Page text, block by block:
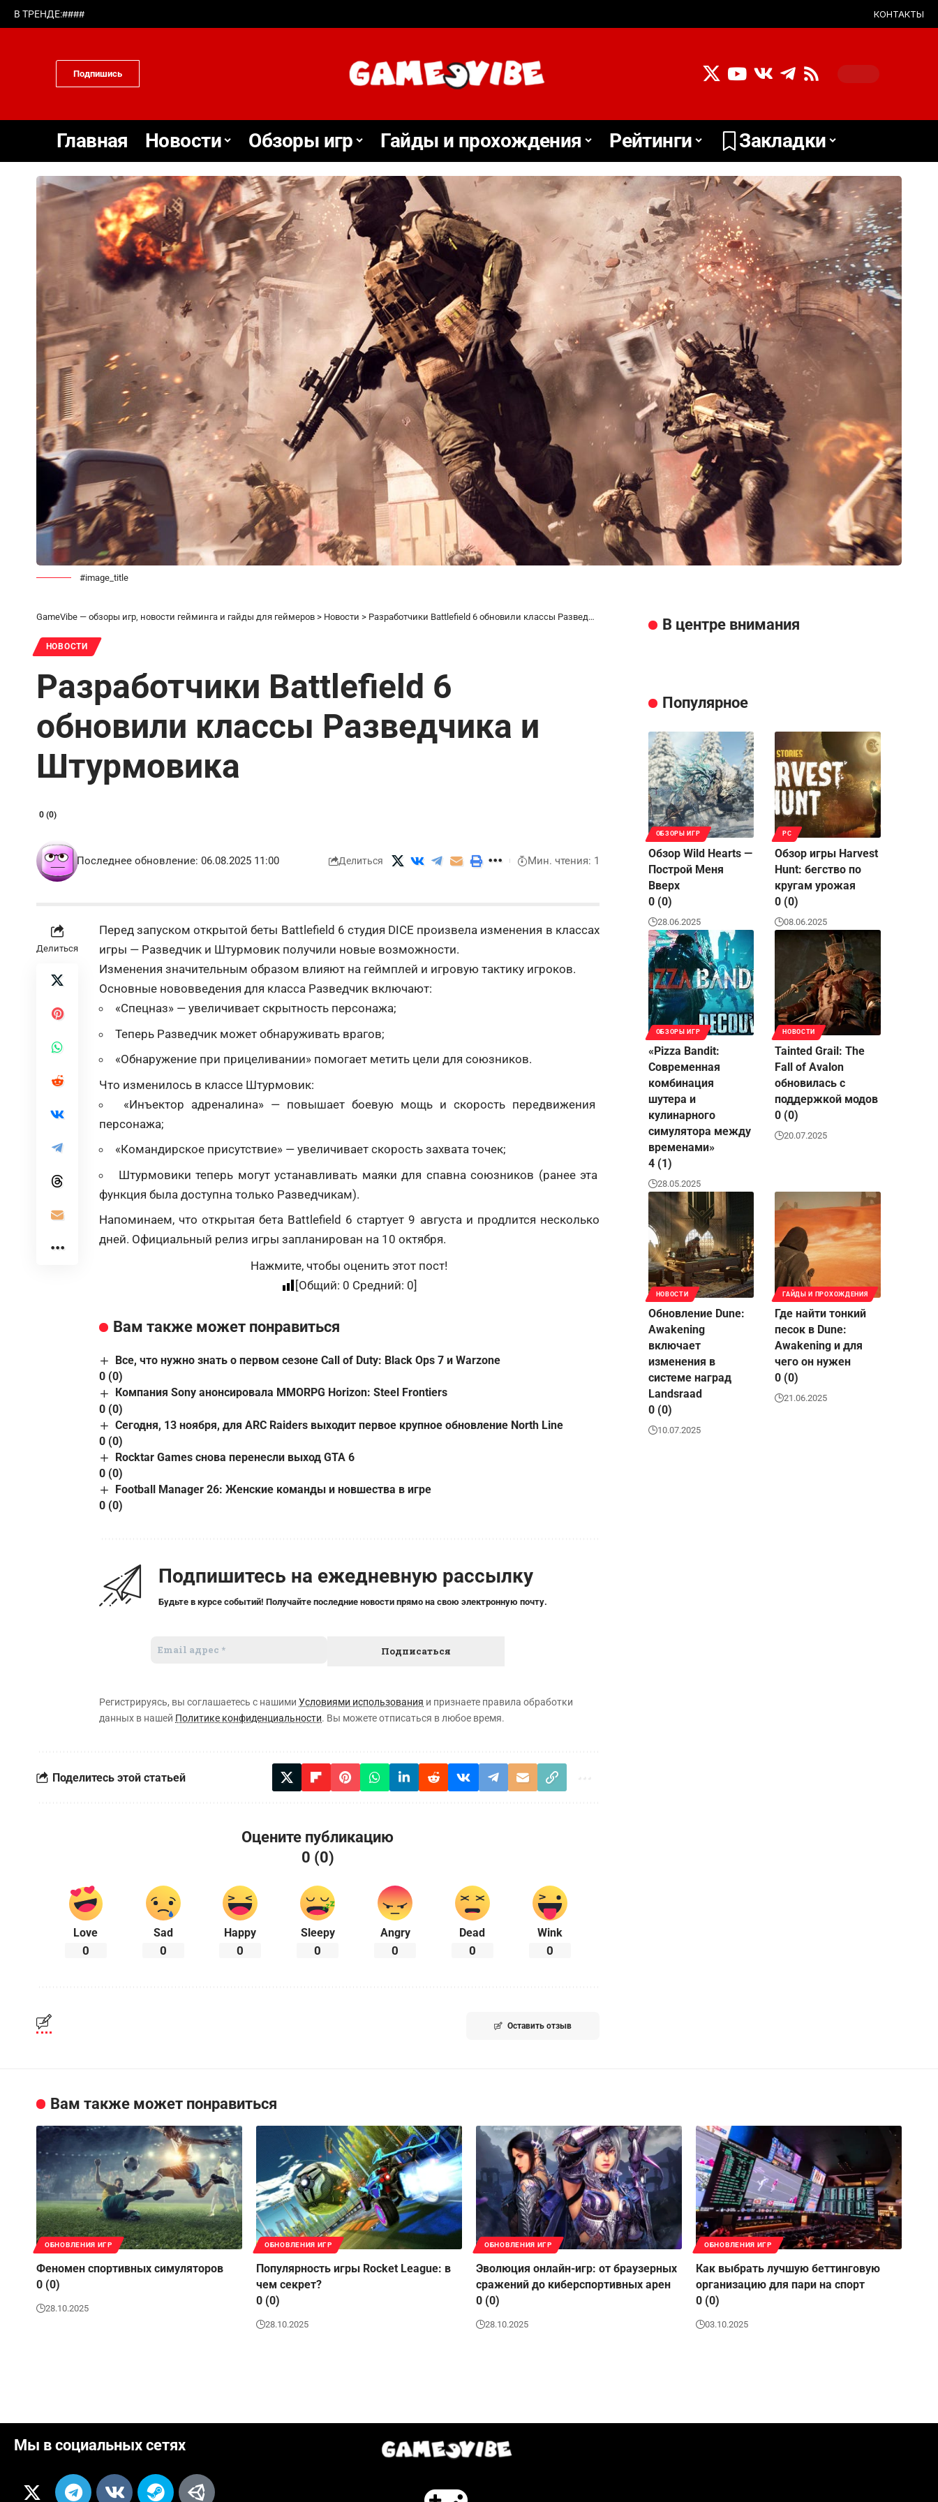
В ТРЕНДЕ:#### КОНТАКТЫ
Подпишись
Главная Новости Обзоры игр Гайды и прохождения Рейтинги Закладки
#image_title
GameVibe — обзоры игр, новости гейминга и гайды для геймеров > Новости > Разработчики Battlefield 6 обновили классы Разведчика и Штурмовика
НОВОСТИ
Разработчики Battlefield 6
обновили классы Разведчика и
Штурмовика
0 (0)
Последнее обновление: 06.08.2025 11:00 Делиться Мин. чтения: 1
Делиться
Перед запуском открытой беты Battlefield 6 студия DICE произвела изменения в классах
игры — Разведчик и Штурмовик получили новые возможности.
Изменения значительным образом влияют на геймплей и игровую тактику игроков.
Основные нововведения для класса Разведчик включают:
«Спецназ» — увеличивает скрытность персонажа;
Теперь Разведчик может обнаруживать врагов;
«Обнаружение при прицеливании» помогает метить цели для союзников.
Что изменилось в классе Штурмовик:
«Инъектор адреналина» — повышает боевую мощь и скорость передвижения
персонажа;
«Командирское присутствие» — увеличивает скорость захвата точек;
Штурмовики теперь могут устанавливать маяки для спавна союзников (ранее эта
функция была доступна только Разведчикам).
Напоминаем, что открытая бета Battlefield 6 стартует 9 августа и продлится несколько
дней. Официальный релиз игры запланирован на 10 октября.
Нажмите, чтобы оценить этот пост!
[Общий: 0 Средний: 0]
Вам также может понравиться
Все, что нужно знать о первом сезоне Call of Duty: Black Ops 7 и Warzone
0 (0)
Компания Sony анонсировала MMORPG Horizon: Steel Frontiers
0 (0)
Сегодня, 13 ноября, для ARC Raiders выходит первое крупное обновление North Line
0 (0)
Rocktar Games снова перенесли выход GTA 6
0 (0)
Football Manager 26: Женские команды и новшества в игре
0 (0)
Подпишитесь на ежедневную рассылку
Будьте в курсе событий! Получайте последние новости прямо на свою электронную почту.
Регистрируясь, вы соглашаетесь с нашими Условиями использования и признаете правила обработки
данных в нашей Политике конфиденциальности. Вы можете отписаться в любое время.
Поделитесь этой статьей
Оцените публикацию
0 (0)
Love
0
Sad
0
Happy
0
Sleepy
0
Angry
0
Dead
0
Wink
0
Оставить отзыв
В центре внимания
Популярное
ОБЗОРЫ ИГР
Обзор Wild Hearts —
Построй Меня
Вверх
0 (0)
28.06.2025
PC
Обзор игры Harvest
Hunt: бегство по
кругам урожая
0 (0)
08.06.2025
ОБЗОРЫ ИГР
«Pizza Bandit:
Современная
комбинация
шутера и
кулинарного
симулятора между
временами»
4 (1)
28.05.2025
НОВОСТИ
Tainted Grail: The
Fall of Avalon
обновилась с
поддержкой модов
0 (0)
20.07.2025
НОВОСТИ
Обновление Dune:
Awakening
включает
изменения в
системе наград
Landsraad
0 (0)
10.07.2025
ГАЙДЫ И ПРОХОЖДЕНИЯ
Где найти тонкий
песок в Dune:
Awakening и для
чего он нужен
0 (0)
21.06.2025
Вам также может понравиться
ОБНОВЛЕНИЯ ИГР
Феномен спортивных симуляторов
0 (0)
28.10.2025
ОБНОВЛЕНИЯ ИГР
Популярность игры Rocket League: в
чем секрет?
0 (0)
28.10.2025
ОБНОВЛЕНИЯ ИГР
Эволюция онлайн-игр: от браузерных
сражений до киберспортивных арен
0 (0)
28.10.2025
ОБНОВЛЕНИЯ ИГР
Как выбрать лучшую беттинговую
организацию для пари на спорт
0 (0)
03.10.2025
Мы в социальных сетях